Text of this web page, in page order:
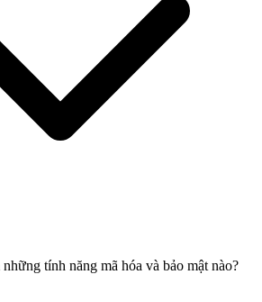
tính năng mã hóa và bảo mật nào?